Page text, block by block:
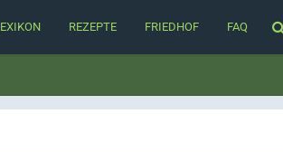
REZEPTE FRIEDHOF FAQ